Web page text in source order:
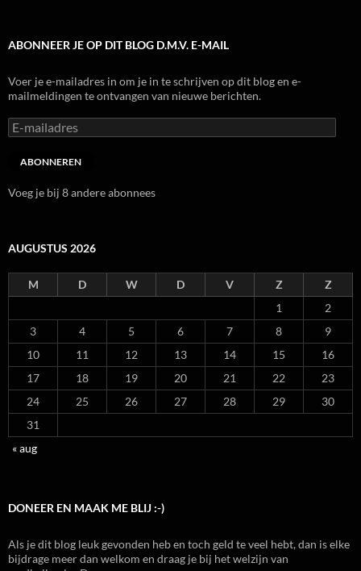
ABONNEER JE OP DIT BLOG D.M.V. E-MAIL
Voer je e-mailadres in om je in te schrijven op dit blog en e-
mailmeldingen te ontvangen van nieuwe berichten.
E-
mailadres
ABONNEREN
Voeg je bij 8 andere abonnees
AUGUSTUS 2026
M D W D V Z
Z
1
2
3
4 5 6 7 8
9
10
11 12 13 14 15
16
17
18 19 20 21 22
23
24
25 26 27 28 29
30
31
« aug
DONEER EN MAAK ME BLIJ :-)
Als je dit blog leuk gevonden heb en toch geld te veel hebt, dan is elke
bijdrage meer dan welkom en draag je bij het welzijn van